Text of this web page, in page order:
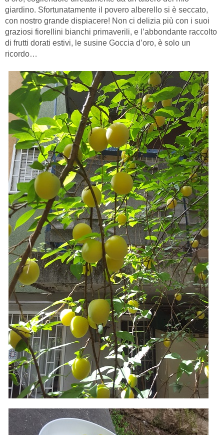
giardino. Sfortunatamente il povero alberello si è seccato,
con nostro grande dispiacere! Non ci delizia più con i suoi
graziosi fiorellini bianchi primaverili, e l’abbondante raccolto
di frutti dorati estivi, le susine Goccia d’oro, è solo un
ricordo…